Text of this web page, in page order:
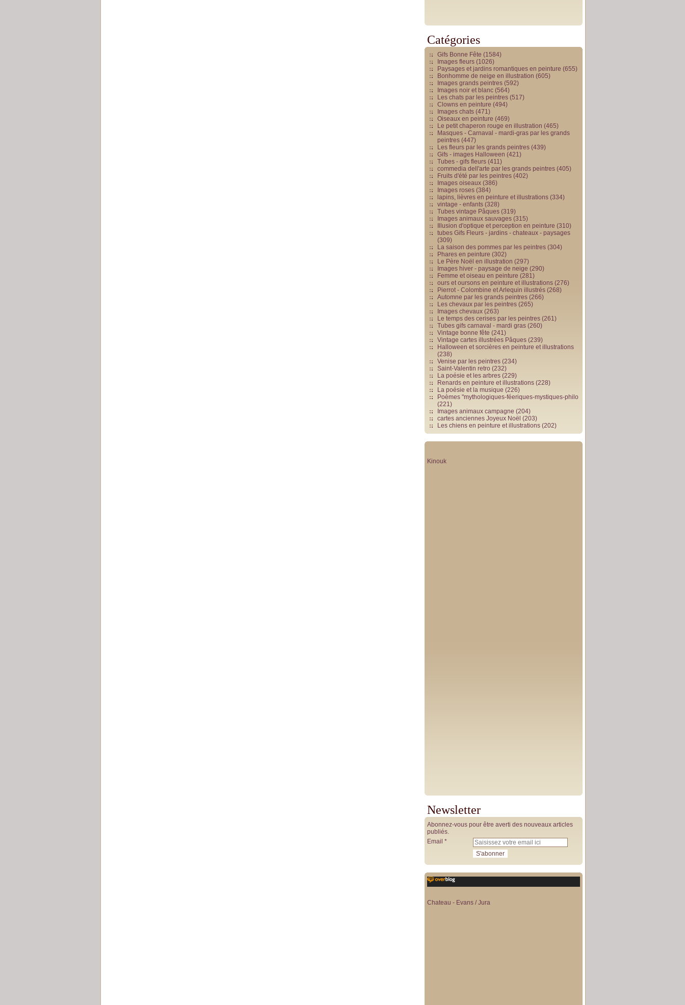
Catégories
Gifs Bonne Fête (1584)
Images fleurs (1026)
Paysages et jardins romantiques en peinture (655)
Bonhomme de neige en illustration (605)
Images grands peintres (592)
Images noir et blanc (564)
Les chats par les peintres (517)
Clowns en peinture (494)
Images chats (471)
Oiseaux en peinture (469)
Le petit chaperon rouge en illustration (465)
Masques - Carnaval - mardi-gras par les grands
peintres (447)
Les fleurs par les grands peintres (439)
Gifs - images Halloween (421)
Tubes - gifs fleurs (411)
commedia dell'arte par les grands peintres (405)
Fruits d'été par les peintres (402)
Images oiseaux (386)
Images roses (384)
lapins, lièvres en peinture et illustrations (334)
vintage - enfants (328)
Tubes vintage Pâques (319)
Images animaux sauvages (315)
Illusion d'optique et perception en peinture (310)
tubes Gifs Fleurs - jardins - chateaux - paysages
(309)
La saison des pommes par les peintres (304)
Phares en peinture (302)
Le Père Noël en illustration (297)
Images hiver - paysage de neige (290)
Femme et oiseau en peinture (281)
ours et oursons en peinture et illustrations (276)
Pierrot - Colombine et Arlequin illustrés (268)
Automne par les grands peintres (266)
Les chevaux par les peintres (265)
Images chevaux (263)
Le temps des cerises par les peintres (261)
Tubes gifs carnaval - mardi gras (260)
Vintage bonne fête (241)
Vintage cartes illustrées Pâques (239)
Halloween et sorcières en peinture et illustrations
(238)
Venise par les peintres (234)
Saint-Valentin retro (232)
La poésie et les arbres (229)
Renards en peinture et illustrations (228)
La poésie et la musique (226)
Poèmes "mythologiques-féeriques-mystiques-philo
(221)
Images animaux campagne (204)
cartes anciennes Joyeux Noël (203)
Les chiens en peinture et illustrations (202)
Kinouk
Newsletter
Abonnez-vous pour être averti des nouveaux articles
publiés.
Email
Chateau - Evans / Jura